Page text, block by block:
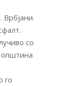
Врбјани.
со
општина
го